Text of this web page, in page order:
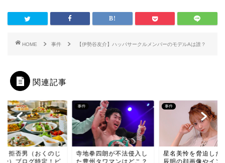
HOME 事件 【伊勢谷友介】ハッパサークルメンバーのモデルAは誰？
関連記事
ク拒否男（おくのじ
や）ブログ特定！ピ
事件
寺地拳四朗が不法侵入し
た豊州タワマンはどこ？
事件
星名美怜を脅迫した
辰明の顔画像やイン